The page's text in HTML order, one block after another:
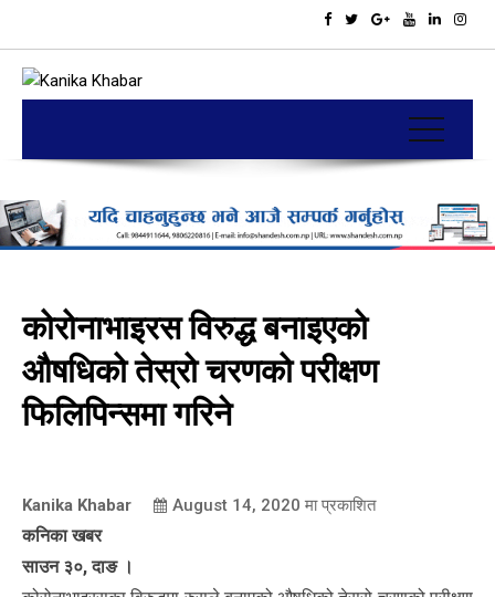
कोरोनाभाइरस विरुद्ध बनाइएको
औषधिको तेस्रो चरणको परीक्षण
फिलिपिन्समा गरिने
Kanika Khabar August 14, 2020 मा प्रकाशित
कनिका खबर
साउन ३०, दाङ ।